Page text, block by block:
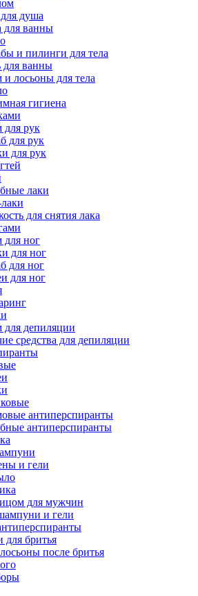
душа
для ванны
и пилинги для тела
для ванны
и лосьоны для тела
гигиена
для рук
для рук
для рук
лаки
для снятия лака
для ног
для ног
для ног
для ног
для депиляции
средства для депиляции
антиперспиранты
антиперспиранты
и гели
для мужчин
и гели
для бритья
после бритья